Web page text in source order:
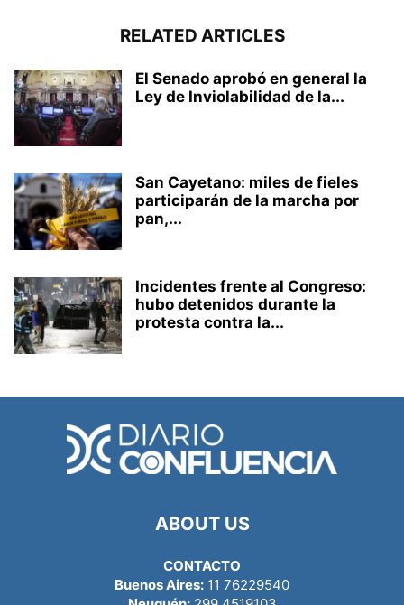
RELATED ARTICLES
El Senado aprobó en general la
Ley de Inviolabilidad de la...
San Cayetano: miles de fieles
participarán de la marcha por
pan,...
Incidentes frente al Congreso:
hubo detenidos durante la
protesta contra la...
ABOUT US
CONTACTO
Buenos Aires: 11 76229540